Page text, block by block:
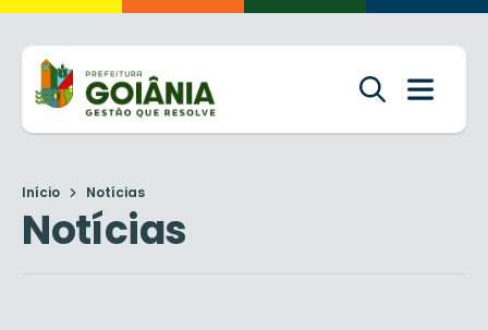
Início Notícias
Notícias